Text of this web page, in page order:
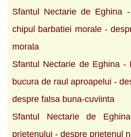
Sfantul Nectarie de Eghina
chipul barbatiei morale -
morala
Sfantul Nectarie de Eghina -
bucura de raul aproapelui -
despre falsa buna-cuviinta
Sfantul Nectarie de
prietenului - despre prietenul